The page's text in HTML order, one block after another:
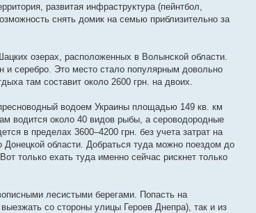
развитая инфраструктура (пейнтбол,
снять домик на семью приблизительно за
озерах, расположенных в Волынской области.
и серебро. Это место стало популярным довольно
там составит около 2600 грн. на двоих.
водоем Украины площадью 149 кв. км
водится около 40 видов рыбы, а сероводородные
в пределах 3600–4200 грн. без учета затрат на
области. Добраться туда можно поездом до
только ехать туда именно сейчас рискнет только
лесистыми берегами. Попасть на
со стороны улицы Героев Днепра), так и из